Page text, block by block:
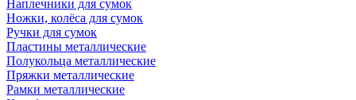
Наплечники для сумок
Ножки, колёса для сумок
Ручки для сумок
Пластины металлические
Полукольца металлические
Пряжки металлические
Рамки металлические